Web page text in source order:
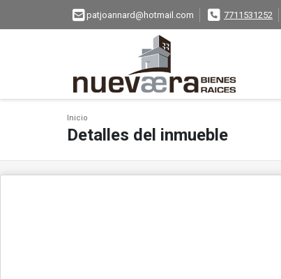
patjoannard@hotmail.com 7711531252
Inicio
Detalles del inmueble